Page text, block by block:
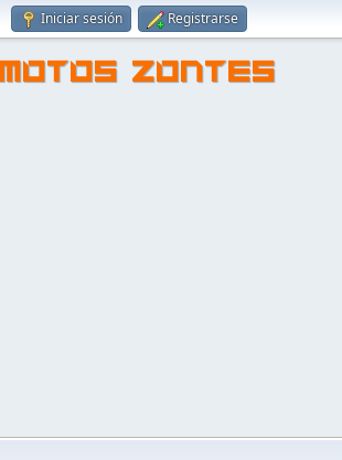
Iniciar sesión Registrarse
ZONTES